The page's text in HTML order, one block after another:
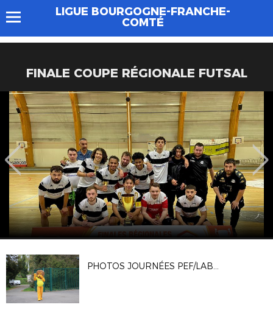
LIGUE BOURGOGNE-FRANCHE-
COMTÉ
FINALE COUPE RÉGIONALE FUTSAL
PHOTOS JOURNÉES PEF/LABELS CRÉDIT AGRICOLE 10/04/2026